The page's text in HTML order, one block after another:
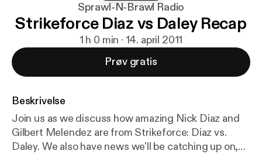
Sprawl-N-Brawl Radio
Strikeforce Diaz vs Daley Recap
1 h 0 min · 14. april 2011
Prøv gratis
Beskrivelse
Join us as we discuss how amazing Nick Diaz and
Gilbert Melendez are from Strikeforce: Diaz vs.
Daley. We also have news we'll be catching up on,